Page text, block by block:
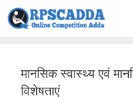
Skip
to
मानसिक स्वास्थ्य एवं
विशेषताएं